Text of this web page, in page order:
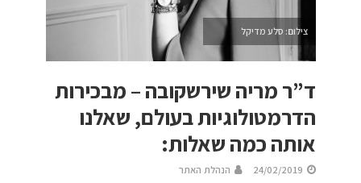
צילום: סלע מדיקל
ד”ר מריה שירשקובה – מבכירות
הדרמטולוגיות בעולם, שאלנו
אותה כמה שאלות:
24/02/2019 הנהלת האתר